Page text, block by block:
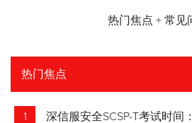
热门焦点 + 常见
热门焦点
1 深信服安全SCSP-T考试时间